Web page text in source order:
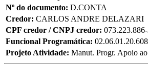
Nº do documento: D.CONTA
Credor: CARLOS ANDRE DELAZARI
CPF credor / CNPJ credor:
Funcional Programática:
Projeto Atividade: Manut. Progr. Apoio